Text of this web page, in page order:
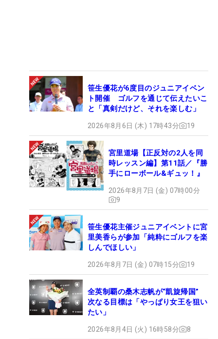
笹生優花が6度目のジュニアイベン
ト開催 ゴルフを通じて伝えたいこ
と「真剣だけど、それを楽しむ」
2026年8月6日 (木) 17時43分 19
宮里道場【正反対の2人を同
時レッスン編】第11話／『勝
手にローボール&ギュッ！』
2026年8月7日 (金) 07時00分
9
笹生優花主催ジュニアイベントに宮
里美香らが参加「純粋にゴルフを楽
しんでほしい」
2026年8月7日 (金) 07時15分 19
全英制覇の桑木志帆が“凱旋帰国”
次なる目標は「やっぱり女王を狙い
たい」
2026年8月4日 (火) 16時58分 8